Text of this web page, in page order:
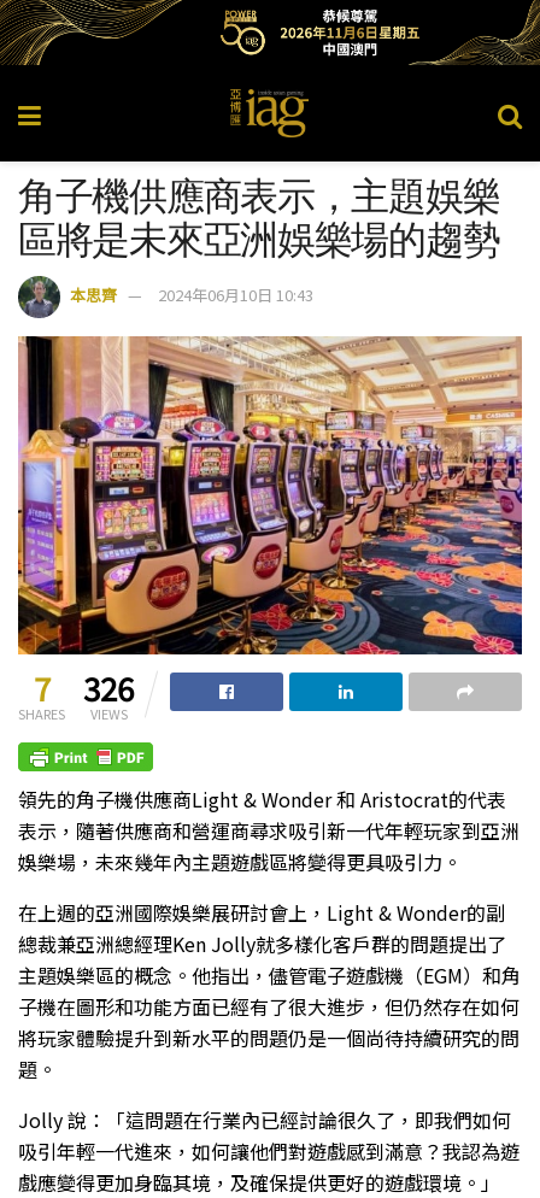
角子機供應商表示，主題娛樂
區將是未來亞洲娛樂場的趨勢
本思齊 2024年06月10日 10:43
7
SHARES
326
VIEWS
領先的角子機供應商Light & Wonder 和 Aristocrat的代表
表示，隨著供應商和營運商尋求吸引新一代年輕玩家到亞洲
娛樂場，未來幾年內主題遊戲區將變得更具吸引力。
在上週的亞洲國際娛樂展研討會上，Light & Wonder的副
總裁兼亞洲總經理Ken Jolly就多樣化客戶群的問題提出了
主題娛樂區的概念。他指出，儘管電子遊戲機（EGM）和角
子機在圖形和功能方面已經有了很大進步，但仍然存在如何
將玩家體驗提升到新水平的問題仍是一個尚待持續研究的問
題。
Jolly 說：「這問題在行業內已經討論很久了，即我們如何
吸引年輕一代進來，如何讓他們對遊戲感到滿意？我認為遊
戲應變得更加身臨其境，及確保提供更好的遊戲環境。」